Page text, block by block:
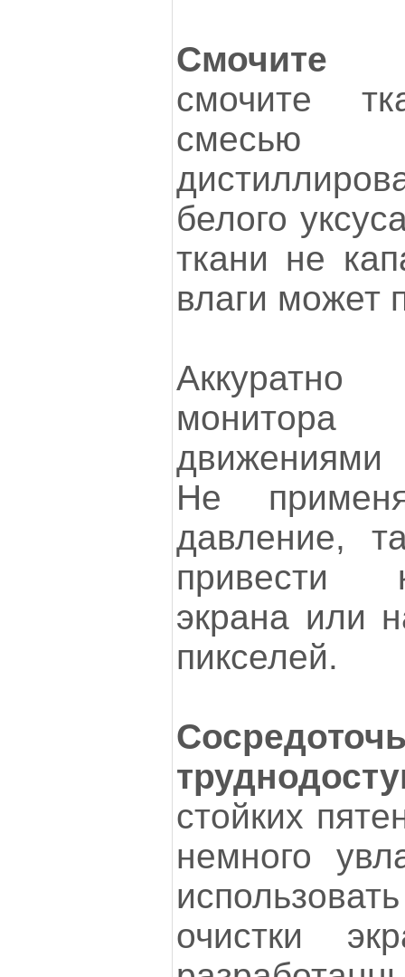
Смочите
смочите
белого
ткани не
влаги может
Аккуратно
движениями
Не
давление,
привести
экрана или
пикселей.
стойких
немного
очистки